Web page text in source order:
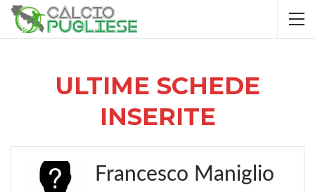
ULTIME SCHEDE
INSERITE
Francesco Maniglio